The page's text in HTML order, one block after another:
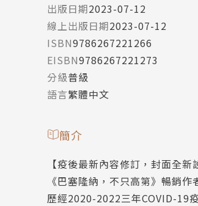
出版日期2023-07-12
線上出版日期2023-07-12
ISBN9786267221266
EISBN9786267221273
分級普級
語言繁體中文
簡介
【疫後最新內容修訂，封面全新
《巴塞隆納，不只高第》暢銷
歷經2020-2022三年COVID-19